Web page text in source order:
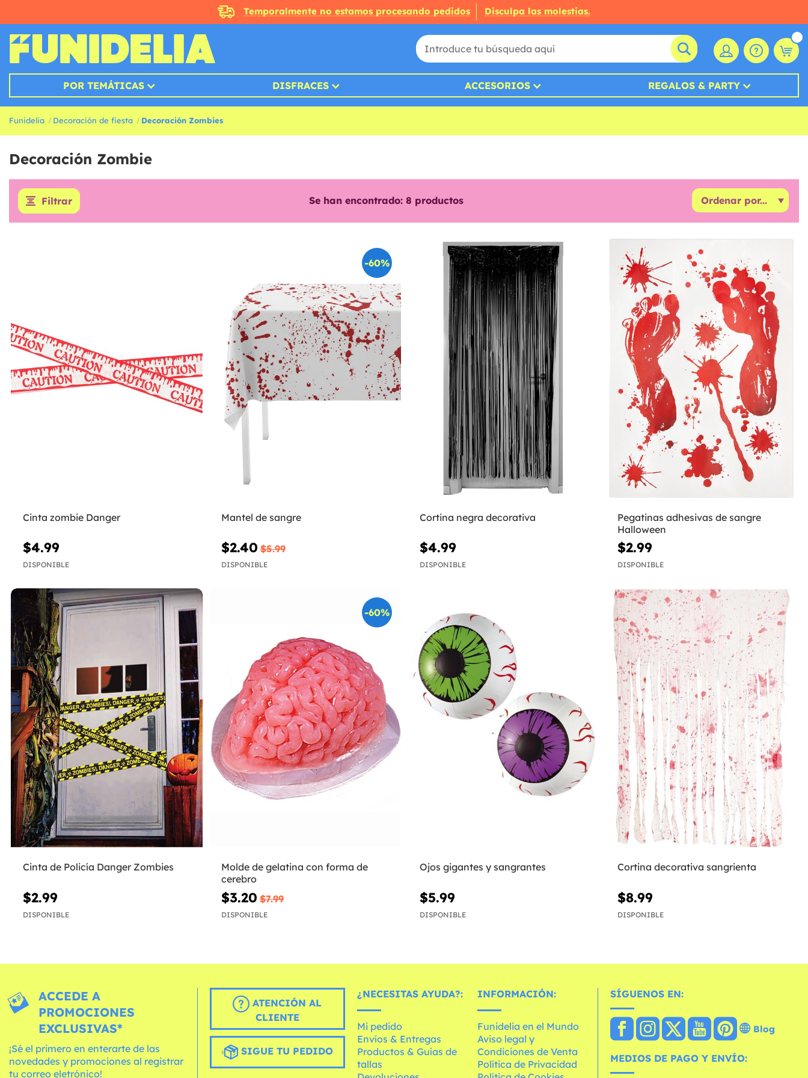
Temporalmente no estamos procesando pedidos Disculpa las molestias.
POR TEMÁTICAS DISFRACES ACCESORIOS REGALOS & PARTY
Funidelia Decoración de fiesta Decoración Zombies
Decoración Zombie
Filtrar Se han encontrado: 8 productos
Cinta zombie Danger
$4.99
DISPONIBLE
-60%
Mantel de sangre
$2.40 $5.99
DISPONIBLE
Cortina negra decorativa
$4.99
DISPONIBLE
Pegatinas adhesivas de sangre
Halloween
$2.99
DISPONIBLE
Cinta de Policía Danger Zombies
$2.99
DISPONIBLE
-60%
Molde de gelatina con forma de
cerebro
$3.20 $7.99
DISPONIBLE
Ojos gigantes y sangrantes
$5.99
DISPONIBLE
Cortina decorativa sangrienta
$8.99
DISPONIBLE
ACCEDE A
PROMOCIONES
EXCLUSIVAS*
¡Sé el primero en enterarte de las
novedades y promociones al registrar
tu correo eletrónico!
ATENCIÓN AL
CLIENTE
SIGUE TU PEDIDO
¿NECESITAS AYUDA?:
Mi pedido
Envíos & Entregas
Productos & Guías de
tallas
INFORMACIÓN:
Funidelia en el Mundo
Aviso legal y
Condiciones de Venta
Política de Privacidad
SÍGUENOS EN:
Blog
MEDIOS DE PAGO Y ENVÍO: